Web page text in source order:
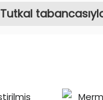
Tutkal